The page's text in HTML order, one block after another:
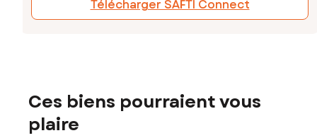
Télécharger SAFTI Connect
Ces biens pourraient vous
plaire